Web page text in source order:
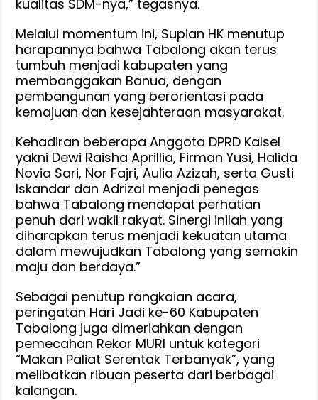
kualitas SDM-nya,” tegasnya.
Melalui momentum ini, Supian HK menutup
harapannya bahwa Tabalong akan terus
tumbuh menjadi kabupaten yang
membanggakan Banua, dengan
pembangunan yang berorientasi pada
kemajuan dan kesejahteraan masyarakat.
Kehadiran beberapa Anggota DPRD Kalsel
yakni Dewi Raisha Aprillia, Firman Yusi, Halida
Novia Sari, Nor Fajri, Aulia Azizah, serta Gusti
Iskandar dan Adrizal menjadi penegas
bahwa Tabalong mendapat perhatian
penuh dari wakil rakyat. Sinergi inilah yang
diharapkan terus menjadi kekuatan utama
dalam mewujudkan Tabalong yang semakin
maju dan berdaya.”
Sebagai penutup rangkaian acara,
peringatan Hari Jadi ke-60 Kabupaten
Tabalong juga dimeriahkan dengan
pemecahan Rekor MURI untuk kategori
“Makan Paliat Serentak Terbanyak”, yang
melibatkan ribuan peserta dari berbagai
kalangan.